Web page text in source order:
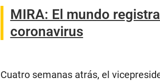
MIRA: El mundo
coronavirus
Cuatro semanas atrás, el